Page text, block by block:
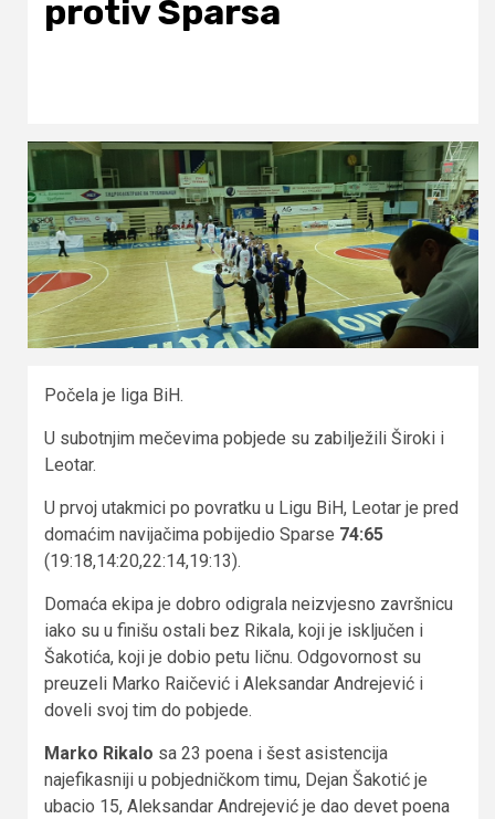
protiv Sparsa
Počela je liga BiH.
U subotnjim mečevima pobjede su zabilježili Široki i
Leotar.
U prvoj utakmici po povratku u Ligu BiH, Leotar je pred
domaćim navijačima pobijedio Sparse 74:65
(19:18,14:20,22:14,19:13).
Domaća ekipa je dobro odigrala neizvjesno završnicu
iako su u finišu ostali bez Rikala, koji je isključen i
Šakotića, koji je dobio petu ličnu. Odgovornost su
preuzeli Marko Raičević i Aleksandar Andrejević i
doveli svoj tim do pobjede.
Marko Rikalo sa 23 poena i šest asistencija
najefikasniji u pobjedničkom timu, Dejan Šakotić je
ubacio 15, Aleksandar Andrejević je dao devet poena